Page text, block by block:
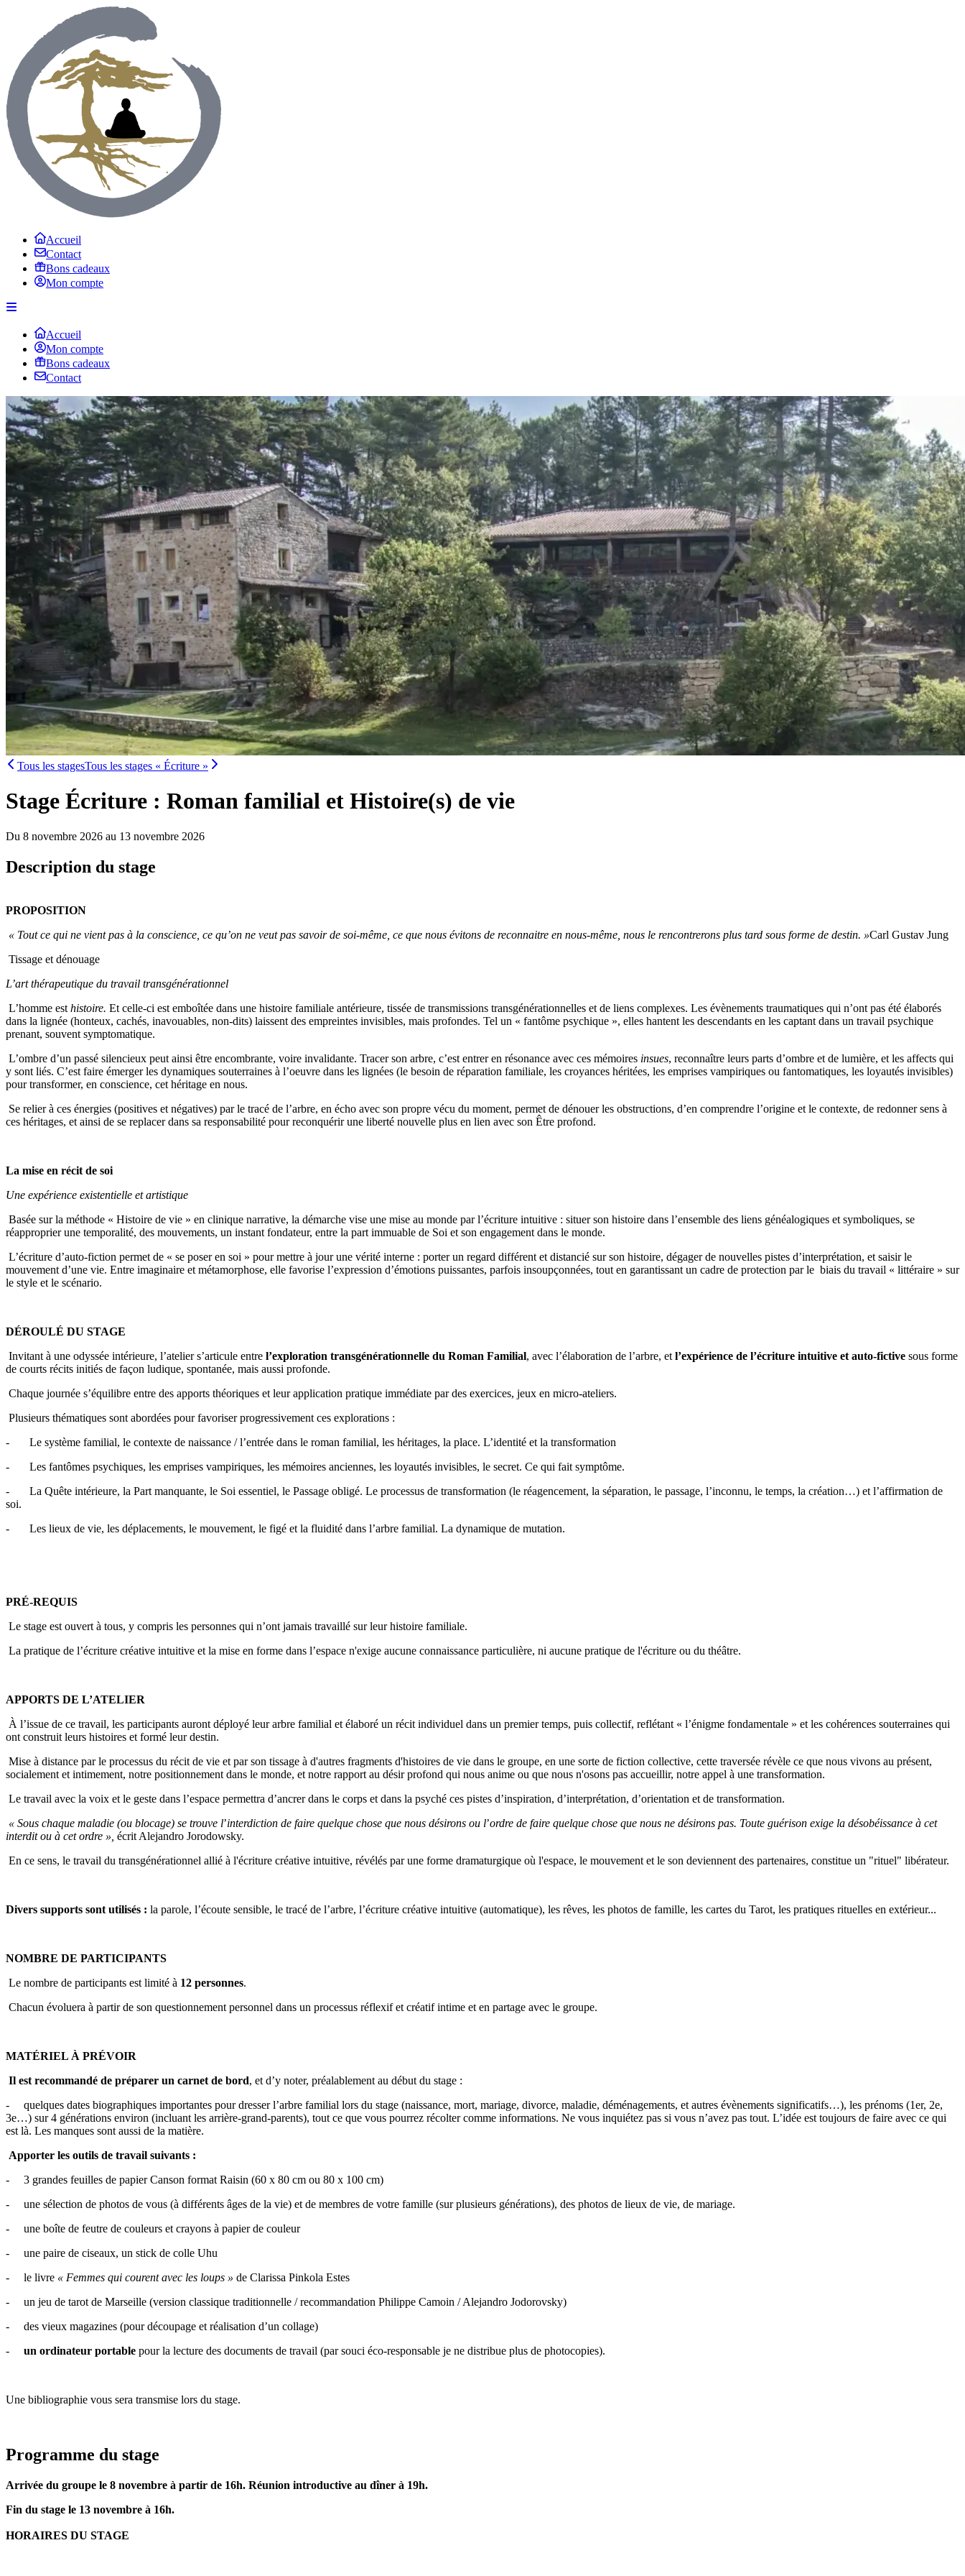
Accueil
Contact
Bons cadeaux
Mon compte
Accueil
Mon compte
Bons cadeaux
Contact
Tous les stagesTous les stages « Écriture »
Stage Écriture : Roman familial et Histoire(s) de vie
Du 8 novembre 2026 au 13 novembre 2026
Description du stage
PROPOSITION
« Tout ce qui ne vient pas à la conscience, ce qu’on ne veut pas savoir de soi-même, ce que nous évitons de reconnaitre en nous-même, nous le rencontrerons plus tard sous forme de destin. »Carl Gustav Jung
Tissage et dénouage
L’art thérapeutique du travail transgénérationnel
L’homme est histoire. Et celle-ci est emboîtée dans une histoire familiale antérieure, tissée de transmissions transgénérationnelles et de liens complexes. Les évènements traumatiques qui n’ont pas été élaborés
dans la lignée (honteux, cachés, inavouables, non-dits) laissent des empreintes invisibles, mais profondes. Tel un « fantôme psychique », elles hantent les descendants en les captant dans un travail psychique
prenant, souvent symptomatique.
L’ombre d’un passé silencieux peut ainsi être encombrante, voire invalidante. Tracer son arbre, c’est entrer en résonance avec ces mémoires insues, reconnaître leurs parts d’ombre et de lumière, et les affects qui
y sont liés. C’est faire émerger les dynamiques souterraines à l’oeuvre dans les lignées (le besoin de réparation familiale, les croyances héritées, les emprises vampiriques ou fantomatiques, les loyautés invisibles)
pour transformer, en conscience, cet héritage en nous.
Se relier à ces énergies (positives et négatives) par le tracé de l’arbre, en écho avec son propre vécu du moment, permet de dénouer les obstructions, d’en comprendre l’origine et le contexte, de redonner sens à
ces héritages, et ainsi de se replacer dans sa responsabilité pour reconquérir une liberté nouvelle plus en lien avec son Être profond.
La mise en récit de soi
Une expérience existentielle et artistique
Basée sur la méthode « Histoire de vie » en clinique narrative, la démarche vise une mise au monde par l’écriture intuitive : situer son histoire dans l’ensemble des liens généalogiques et symboliques, se
réapproprier une temporalité, des mouvements, un instant fondateur, entre la part immuable de Soi et son engagement dans le monde.
L’écriture d’auto-fiction permet de « se poser en soi » pour mettre à jour une vérité interne : porter un regard différent et distancié sur son histoire, dégager de nouvelles pistes d’interprétation, et saisir le
mouvement d’une vie. Entre imaginaire et métamorphose, elle favorise l’expression d’émotions puissantes, parfois insoupçonnées, tout en garantissant un cadre de protection par le biais du travail « littéraire » sur
le style et le scénario.
DÉROULÉ DU STAGE
Invitant à une odyssée intérieure, l’atelier s’articule entre l’exploration transgénérationnelle du Roman Familial, avec l’élaboration de l’arbre, et l’expérience de l’écriture intuitive et auto-fictive sous forme
de courts récits initiés de façon ludique, spontanée, mais aussi profonde.
Chaque journée s’équilibre entre des apports théoriques et leur application pratique immédiate par des exercices, jeux en micro-ateliers.
Plusieurs thématiques sont abordées pour favoriser progressivement ces explorations :
- Le système familial, le contexte de naissance / l’entrée dans le roman familial, les héritages, la place. L’identité et la transformation
- Les fantômes psychiques, les emprises vampiriques, les mémoires anciennes, les loyautés invisibles, le secret. Ce qui fait symptôme.
- La Quête intérieure, la Part manquante, le Soi essentiel, le Passage obligé. Le processus de transformation (le réagencement, la séparation, le passage, l’inconnu, le temps, la création…) et l’affirmation de
soi.
- Les lieux de vie, les déplacements, le mouvement, le figé et la fluidité dans l’arbre familial. La dynamique de mutation.
PRÉ-REQUIS
Le stage est ouvert à tous, y compris les personnes qui n’ont jamais travaillé sur leur histoire familiale.
La pratique de l’écriture créative intuitive et la mise en forme dans l’espace n'exige aucune connaissance particulière, ni aucune pratique de l'écriture ou du théâtre.
APPORTS DE L’ATELIER
À l’issue de ce travail, les participants auront déployé leur arbre familial et élaboré un récit individuel dans un premier temps, puis collectif, reflétant « l’énigme fondamentale » et les cohérences souterraines qui
ont construit leurs histoires et formé leur destin.
Mise à distance par le processus du récit de vie et par son tissage à d'autres fragments d'histoires de vie dans le groupe, en une sorte de fiction collective, cette traversée révèle ce que nous vivons au présent,
socialement et intimement, notre positionnement dans le monde, et notre rapport au désir profond qui nous anime ou que nous n'osons pas accueillir, notre appel à une transformation.
Le travail avec la voix et le geste dans l’espace permettra d’ancrer dans le corps et dans la psyché ces pistes d’inspiration, d’interprétation, d’orientation et de transformation.
« Sous chaque maladie (ou blocage) se trouve l’interdiction de faire quelque chose que nous désirons ou l’ordre de faire quelque chose que nous ne désirons pas. Toute guérison exige la désobéissance à cet
interdit ou à cet ordre », écrit Alejandro Jorodowsky.
En ce sens, le travail du transgénérationnel allié à l'écriture créative intuitive, révélés par une forme dramaturgique où l'espace, le mouvement et le son deviennent des partenaires, constitue un "rituel" libérateur.
Divers supports sont utilisés : la parole, l’écoute sensible, le tracé de l’arbre, l’écriture créative intuitive (automatique), les rêves, les photos de famille, les cartes du Tarot, les pratiques rituelles en extérieur...
NOMBRE DE PARTICIPANTS
Le nombre de participants est limité à 12 personnes.
Chacun évoluera à partir de son questionnement personnel dans un processus réflexif et créatif intime et en partage avec le groupe.
MATÉRIEL À PRÉVOIR
Il est recommandé de préparer un carnet de bord, et d’y noter, préalablement au début du stage :
- quelques dates biographiques importantes pour dresser l’arbre familial lors du stage (naissance, mort, mariage, divorce, maladie, déménagements, et autres évènements significatifs…), les prénoms (1er, 2e,
3e…) sur 4 générations environ (incluant les arrière-grand-parents), tout ce que vous pourrez récolter comme informations. Ne vous inquiétez pas si vous n’avez pas tout. L’idée est toujours de faire avec ce qui
est là. Les manques sont aussi de la matière.
Apporter les outils de travail suivants :
- 3 grandes feuilles de papier Canson format Raisin (60 x 80 cm ou 80 x 100 cm)
- une sélection de photos de vous (à différents âges de la vie) et de membres de votre famille (sur plusieurs générations), des photos de lieux de vie, de mariage.
- une boîte de feutre de couleurs et crayons à papier de couleur
- une paire de ciseaux, un stick de colle Uhu
- le livre « Femmes qui courent avec les loups » de Clarissa Pinkola Estes
- un jeu de tarot de Marseille (version classique traditionnelle / recommandation Philippe Camoin / Alejandro Jodorovsky)
- des vieux magazines (pour découpage et réalisation d’un collage)
- un ordinateur portable pour la lecture des documents de travail (par souci éco-responsable je ne distribue plus de photocopies).
Une bibliographie vous sera transmise lors du stage.
Programme du stage
Arrivée du groupe le 8 novembre à partir de 16h. Réunion introductive au dîner à 19h.
Fin du stage le 13 novembre à 16h.
HORAIRES DU STAGE